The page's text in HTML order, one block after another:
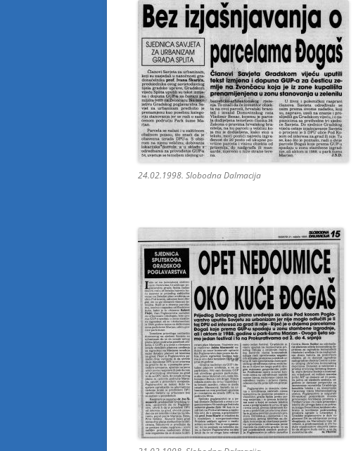
24.02.1998. Slobodna Dalmacija